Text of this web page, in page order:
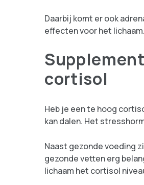
Daarbij komt er ook
effecten voor het
cortisol
Heb je een te hoog
kan dalen. Het
Naast gezonde voeding
gezonde vetten erg
lichaam het cortisol